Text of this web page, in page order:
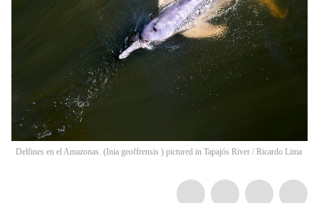
Delfines en el Amazonas. (Inia geoffrensis ) pictured in Tapajós River / Ricardo Lima